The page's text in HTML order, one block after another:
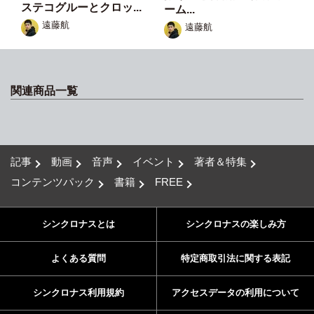
ステコグルーとクロッ...
遠藤航
ーム...
遠藤航
関連商品一覧
記事 動画 音声 イベント
著者＆特集
コンテンツパック
書籍 FREE
シンクロナスとは シンクロナスの楽しみ方
よくある質問 特定商取引法に関する表記
シンクロナス利用規約 アクセスデータの利用について